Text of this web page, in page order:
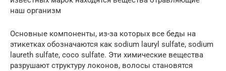
наш организм
Основные компоненты, из-за которых все беды на
этикетках обозначаются как sodium lauryl sulfate, sodium
laureth sulfate, coco sulfate. Эти химические вещества
разрушают структуру локонов, волосы становятся